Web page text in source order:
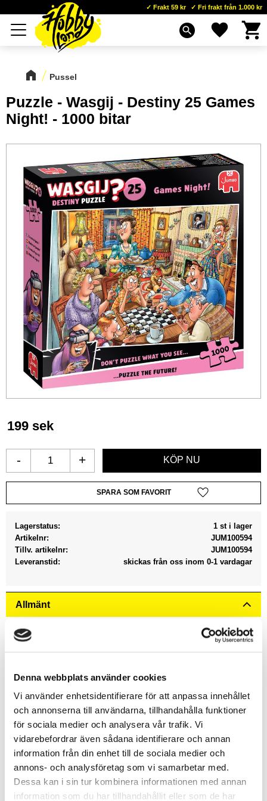
Denna webbplats använder cookies
Vi använder enhetsidentifierare för att anpassa innehållet
och annonserna till användarna, tillhandahålla funktioner
för sociala medier och analysera vår trafik. Vi
vidarebefordrar även sådana identifierare och annan
information från din enhet till de sociala medier och
annons- och analysföretag som vi samarbetar med.
Dessa kan i sin tur kombinera informationen med annan
information som du har tillhandahållit eller som de har
Meny
Frakt 59 kr Fri frakt från 1.000 kr
search Favoriter
Pussel
Puzzle - Wasgij - Destiny 25 Games
Night! - 1000 bitar
199 sek
+
-
Lägg till i favoriter
Lagerstatus
1 st i lager
Artikelnr
JUM100594
Tillv. artikelnr
JUM100594
Leveranstid
skickas från oss inom 0-1 vardagar
Allmänt
utöver det vanliga. Till skillnad från traditionella pussel
ska du inte lägga bilden som visas på kartongen. Istället
framtiden! Det innovativa konceptet ger din
pusselsamling en helt ny twist.
Tänk dig hur en spelkväll med familjen har förändrats
genom åren. Med ny teknik ser dagens spelkvällar
väldigt annorlunda ut jämfört med hur vi minns dem.
Wasgij Destiny 25 fångar denna förändring och bjuder
på en rolig och engagerande pusselupplevelse.